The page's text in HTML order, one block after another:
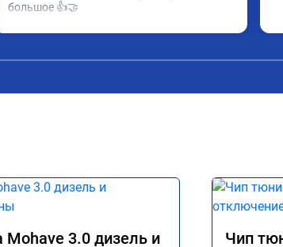
большое 👍🤝
Mohave 3.0 дизель и
Чип